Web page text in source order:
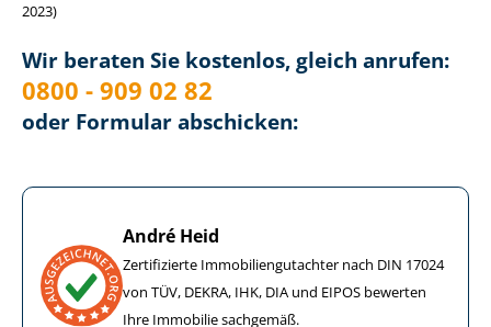
2023)
Wir beraten Sie kostenlos, gleich anrufen:
0800 - 909 02 82
oder Formular abschicken:
André Heid
Zertifizierte Im­mo­bi­li­en­gut­ach­ter nach DIN 17024
von TÜV, DEKRA, IHK, DIA und EIPOS bewerten
Ihre Immobilie sachgemäß.